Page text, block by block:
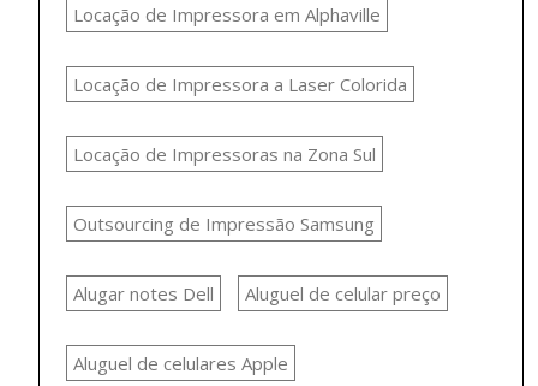
Locação de Impressora em Alphaville
Locação de Impressora a Laser Colorida
Locação de Impressoras na Zona Sul
Outsourcing de Impressão Samsung
Alugar notes Dell Aluguel de celular preço
Aluguel de celulares Apple